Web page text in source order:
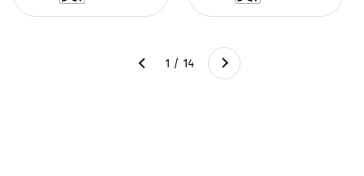
Precedente 1 / 14 Successivo